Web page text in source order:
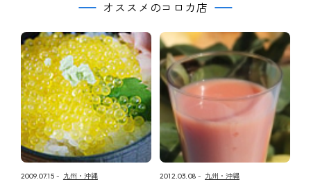
オススメのコロカ店
2009.07.15 九州・沖縄 2012.03.08 九州・沖縄